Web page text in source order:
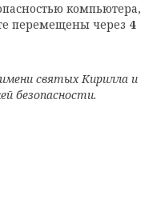
компьютера,
перемещены через 4
святых Кирилла и
безопасности.